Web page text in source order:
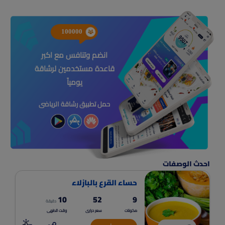
100000
انضم وتنافس مع اكبر
قاعدة مستخدمين لرشاقة
يومياً
حمل تطبيق رشاقة الرياضى
احدث الوصفات
حساء القرع بالبازلاء
9
مكونات
52
سعر حرارى
10 دقيقة
وقت الطهى